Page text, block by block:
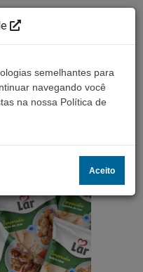
semelhantes para
navegando você
na nossa Política de
Aceito